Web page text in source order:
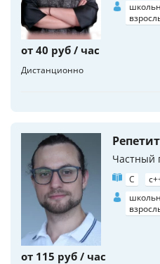
от 40 руб / час
Дистанционно
Частный
C
от 115 руб / час